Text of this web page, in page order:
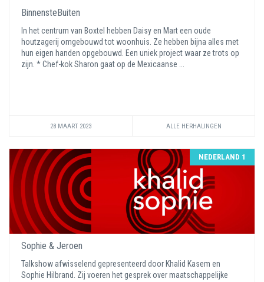
BinnensteBuiten
In het centrum van Boxtel hebben Daisy en Mart een oude
houtzagerij omgebouwd tot woonhuis. Ze hebben bijna alles met
hun eigen handen opgebouwd. Een uniek project waar ze trots op
zijn. * Chef-kok Sharon gaat op de Mexicaanse ...
28 MAART 2023 ALLE HERHALINGEN
NEDERLAND 1
Sophie & Jeroen
Talkshow afwisselend gepresenteerd door Khalid Kasem en
Sophie Hilbrand. Zij voeren het gesprek over maatschappelijke